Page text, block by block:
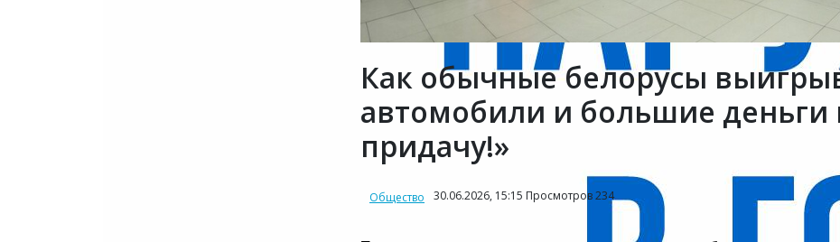
Как обычные белорусы
автомобили и большие деньги
придачу!»
Общество 30.06.2026, 15:15 Просмотров 234